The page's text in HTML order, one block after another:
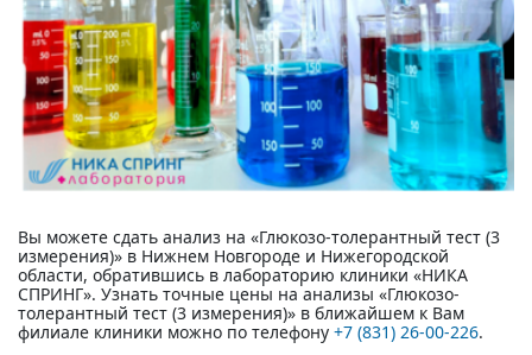
Вы можете сдать анализ на «Глюкозо-толерантный тест (3
измерения)» в Нижнем Новгороде и Нижегородской
области, обратившись в лабораторию клиники «НИКА
СПРИНГ». Узнать точные цены на анализы «Глюкозо-
толерантный тест (3 измерения)» в ближайшем к Вам
филиале клиники можно по телефону +7 (831) 26-00-226.